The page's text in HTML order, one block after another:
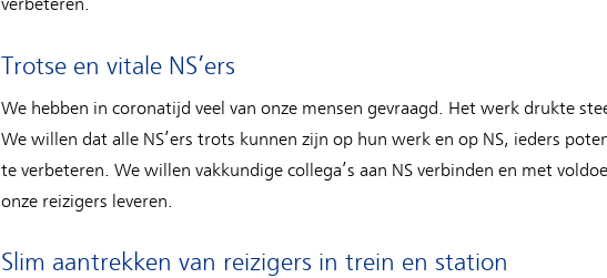
verbeteren.
Trotse en vitale NS’ers
We hebben in coronatijd veel van onze mensen gevraagd. Het werk drukte
We willen dat alle NS’ers trots kunnen zijn op hun werk en op NS, ieders
te verbeteren. We willen vakkundige collega’s aan NS verbinden en met
onze reizigers leveren.
Slim aantrekken van reizigers in trein en station